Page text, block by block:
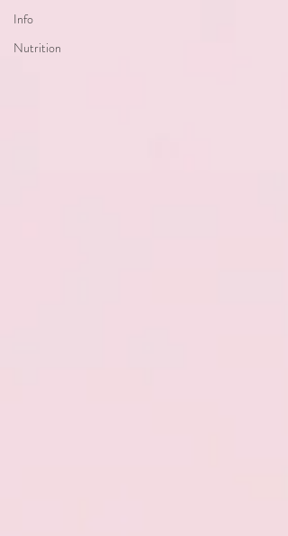
Info
Nutrition